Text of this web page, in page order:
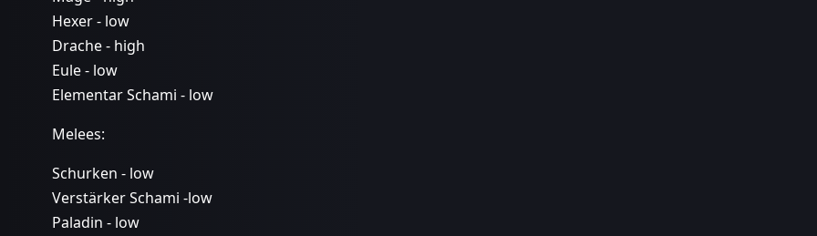
Hexer - low
Drache - high
Eule - low
Elementar Schami - low
Melees:
Schurken - low
Verstärker Schami -low
Paladin - low